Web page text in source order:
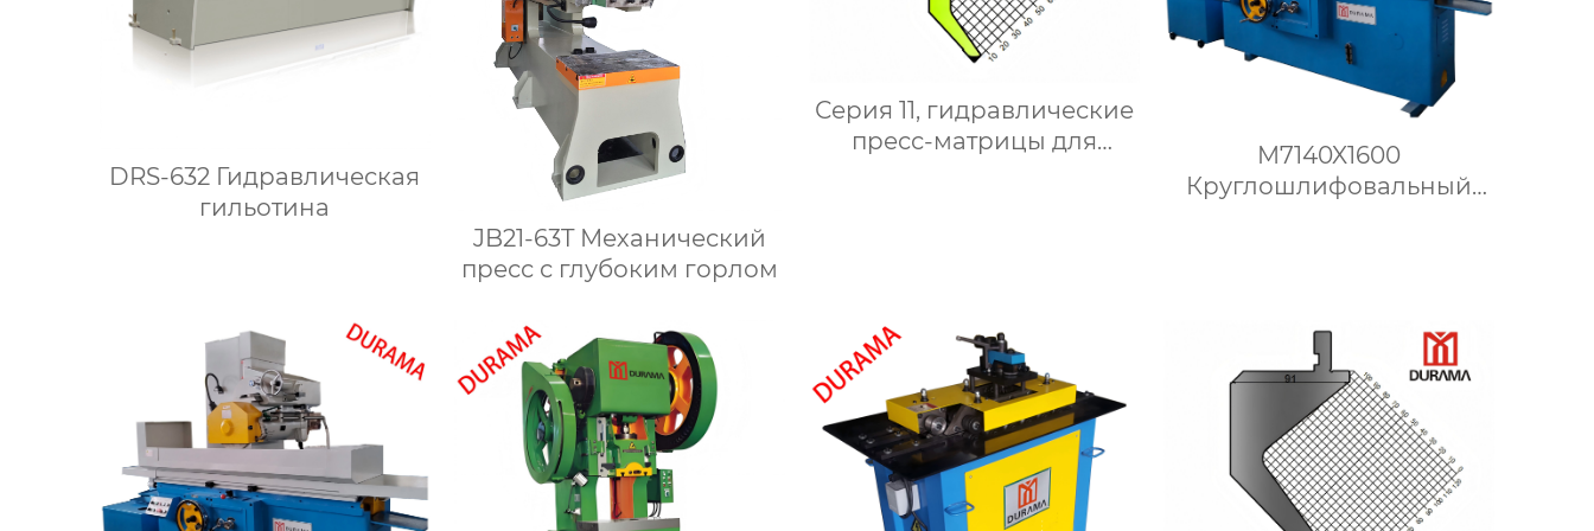
DRS-632 Гидравлическая
гильотина
JB21-63T Механический
пресс с глубоким горлом
Серия 11, гидравлические
пресс-матрицы для
M7140X1600
Круглошлифовальный